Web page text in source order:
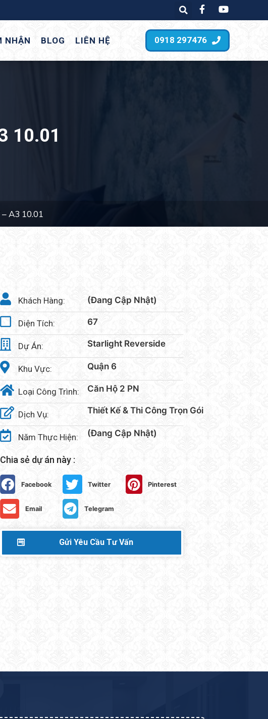
NHẬN BLOG LIÊN HỆ 0918 297476
10.01
A3 10.01
Khách Hàng:
Diện Tích:
Dự Án:
Khu Vực:
Loại Công Trình:
Dịch Vụ:
Năm Thực Hiện:
Chia sẻ dự án này :
Facebook Twitter Pinterest
Email Telegram
Gửi Yêu Cầu Tư Vấn
(Đang Cập Nhật)
67
Starlight Reverside
Quận 6
Căn Hộ 2 PN
Thiết Kế & Thi Công Trọn Gói
(Đang Cập Nhật)